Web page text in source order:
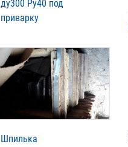
ду300 Ру40 под
приварку
Шпилька